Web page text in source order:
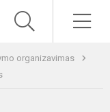
organizavimas